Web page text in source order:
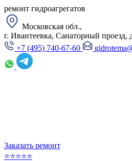
ремонт гидроагрегатов
Московская обл.,
г. Ивантеевка, Санаторный проезд,
+7 (495) 740-67-60
Заказать ремонт
⭐⭐⭐⭐⭐